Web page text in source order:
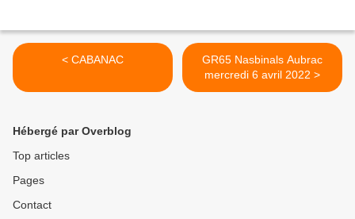
< CABANAC
GR65 Nasbinals Aubrac
mercredi 6 avril 2022 >
Hébergé par Overblog
Top articles
Pages
Contact